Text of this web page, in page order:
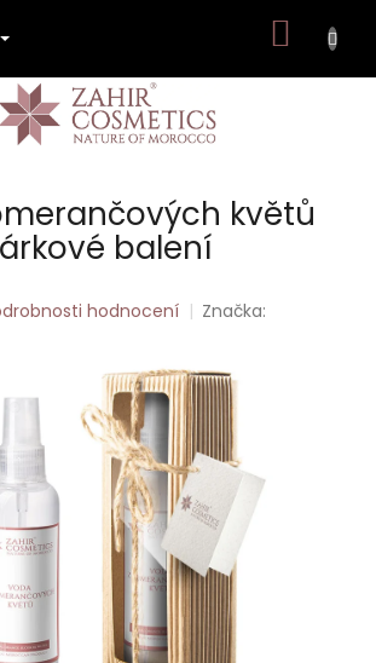
KOŠÍK
květů
balení
hodnocení Značka: